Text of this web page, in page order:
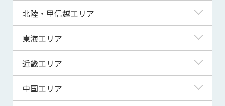
青森県
宮城県
秋田県
山形県
東京都
神奈川県
埼玉県
千葉県
茨城県
北陸・甲信越エリア
新潟県
富山県
東海エリア
岐阜県
静岡県
近畿エリア
滋賀県
中国エリア